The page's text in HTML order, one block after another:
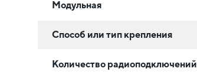
Модульная
Способ или тип крепления
Количество радиоподключений